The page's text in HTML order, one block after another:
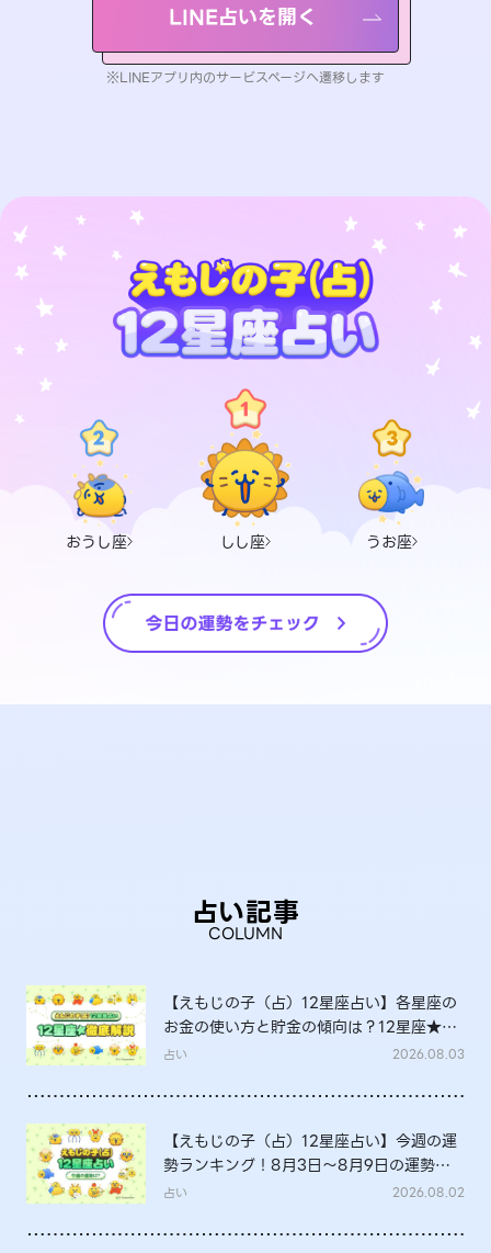
LINE占いを開く
※LINEアプリ内のサービスページへ遷移します
おうし座 しし座 うお座
占い記事
COLUMN
【えもじの子（占）12星座占い】各星座の
お金の使い方と貯金の傾向は？12星座★徹
底解説
占い 2026.08.03
【えもじの子（占）12星座占い】今週の運
勢ランキング！8月3日～8月9日の運勢
は？
占い 2026.08.02